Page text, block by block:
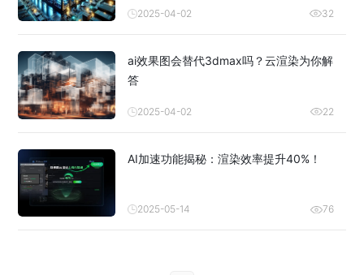
2025-04-02 32
ai效果图会替代3dmax吗？云渲染为你解
答
2025-04-02 22
AI加速功能揭秘：渲染效率提升40%！
2025-05-14 76